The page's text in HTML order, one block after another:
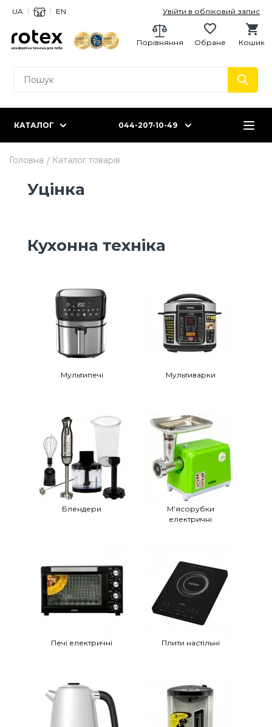
UA EN Увійти в обліковий запис
Кошик
Обране
Порівняння
КАТАЛОГ 044-207-10-49
Головна Каталог товарів
Уцінка
Кухонна техніка
Мультипечі Мультиварки
Блендери
М'ясорубки
електричні
Печi електричнi Плити настільні